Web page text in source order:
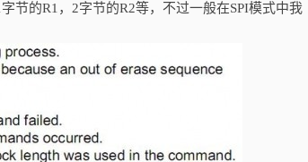
节的R1，2字节的R2等，不过一般在SPI模式中我